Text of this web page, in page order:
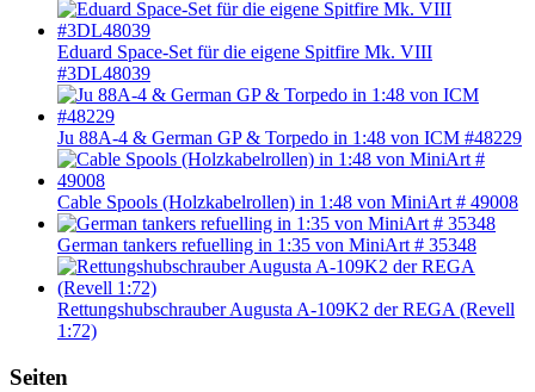
Eduard Space-Set für die eigene Spitfire Mk. VIII
#3DL48039
Ju 88A-4 & German GP & Torpedo in 1:48 von ICM #48229
Cable Spools (Holzkabelrollen) in 1:48 von MiniArt # 49008
German tankers refuelling in 1:35 von MiniArt # 35348
Rettungshubschrauber Augusta A-109K2 der REGA (Revell
1:72)
Seiten